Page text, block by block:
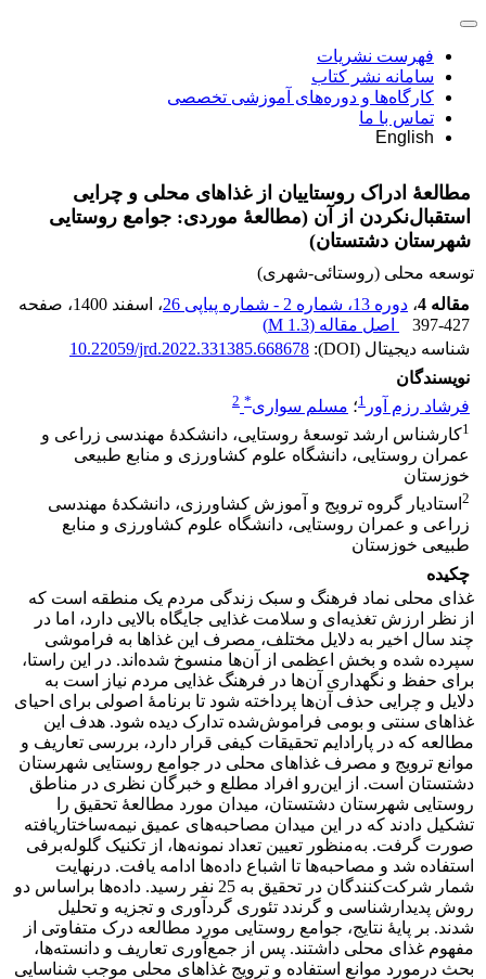
فهرست نشریات
سامانه نشر کتاب
کارگاه‌ها و دوره‌های آموزشی تخصصی
تماس با ما
English
مطالعۀ ادراک روستاییان از غذاهای محلی و چرایی
استقبال‌نکردن از آن (مطالعۀ موردی: جوامع روستایی
شهرستان دشتستان)
توسعه محلی (روستائی-شهری)
مقاله 4
، دوره 13، شماره 2 - شماره پیاپی 26 ، اسفند 1400
، صفحه
397-427
اصل مقاله (1.3 M
)
شناسه دیجیتال (DOI):
10.22059/jrd.2022.331385.668678
نویسندگان
فرشاد رزم آور 1؛ مسلم سواری*
2
1کارشناس ارشد توسعۀ روستایی، دانشکدۀ مهندسی زراعی و
عمران روستایی، دانشگاه علوم کشاورزی و منابع طبیعی
خوزستان
2 استادیار گروه ترویج و آموزش کشاورزی، دانشکدۀ مهندسی
زراعی و عمران روستایی، دانشگاه علوم کشاورزی و منابع
طبیعی خوزستان
چکیده
غذای محلی نماد فرهنگ و سبک زندگی مردم یک منطقه است که
از نظر ارزش تغذیه‌ای و سلامت غذایی جایگاه بالایی دارد، اما در
چند سال اخیر به دلایل مختلف، مصرف این غذاها به فراموشی
سپرده شده و بخش اعظمی از آن‌ها منسوخ شده‌اند. در این راستا،
برای حفظ و نگهداری آن‌ها در فرهنگ غذایی مردم نیاز است به
دلایل و چرایی حذف آن‌ها پرداخته شود تا برنامۀ اصولی برای احیای
غذاهای سنتی و بومی فراموش‌شده تدارک دیده شود. هدف این
مطالعه که در پارادایم تحقیقات کیفی قرار دارد، بررسی تعاریف و
موانع ترویج و مصرف غذاهای محلی در جوامع روستایی شهرستان
دشتستان است. از این‌رو افراد مطلع و خبرگان نظری در مناطق
روستایی شهرستان دشتستان، میدان مورد مطالعۀ تحقیق را
تشکیل دادند که در این میدان مصاحبه‌های عمیق نیمه‌ساختاریافته
صورت گرفت. به‌منظور تعیین تعداد نمونه‌ها، از تکنیک گلوله‌برفی
استفاده شد و مصاحبه‌ها تا اشباع داده‌ها ادامه یافت. درنهایت
شمار شرکت‌کنندگان در تحقیق به 25 نفر رسید. داده‌ها براساس دو
روش پدیدارشناسی و گرندد تئوری گردآوری و تجزیه و تحلیل
شدند. بر پایۀ نتایج، جوامع روستایی مورد مطالعه درک متفاوتی از
مفهوم غذای محلی داشتند. پس از جمع‌آوری تعاریف و دانسته‌ها،
بحث درمورد موانع استفاده و ترویج غذاهای محلی موجب شناسایی